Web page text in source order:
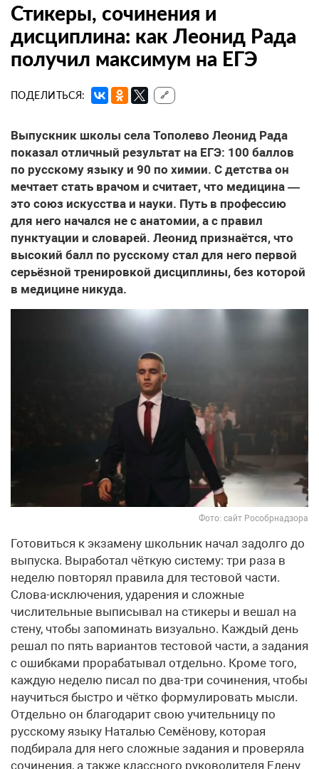
Стикеры, сочинения и
дисциплина: как Леонид Рада
получил максимум на ЕГЭ
ПОДЕЛИТЬСЯ: 🔗
Выпускник школы села Тополево Леонид Рада
показал отличный результат на ЕГЭ: 100 баллов
по русскому языку и 90 по химии. С детства он
мечтает стать врачом и считает, что медицина —
это союз искусства и науки. Путь в профессию
для него начался не с анатомии, а с правил
пунктуации и словарей. Леонид признаётся, что
высокий балл по русскому стал для него первой
серьёзной тренировкой дисциплины, без которой
в медицине никуда.
Фото: сайт Рособрнадзора
Готовиться к экзамену школьник начал задолго до
выпуска. Выработал чёткую систему: три раза в
неделю повторял правила для тестовой части.
Слова-исключения, ударения и сложные
числительные выписывал на стикеры и вешал на
стену, чтобы запоминать визуально. Каждый день
решал по пять вариантов тестовой части, а задания
с ошибками прорабатывал отдельно. Кроме того,
каждую неделю писал по два-три сочинения, чтобы
научиться быстро и чётко формулировать мысли.
Отдельно он благодарит свою учительницу по
русскому языку Наталью Семёнову, которая
подбирала для него сложные задания и проверяла
сочинения, а также классного руководителя Елену